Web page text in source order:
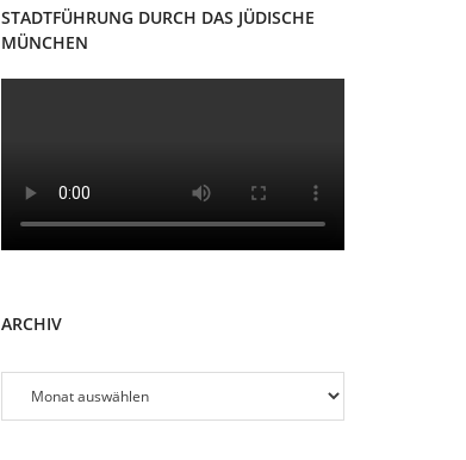
STADTFÜHRUNG DURCH DAS JÜDISCHE
MÜNCHEN
ARCHIVArchiv